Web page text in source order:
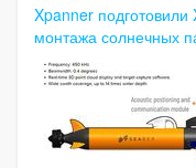
Xpanner
монтажа солнечных